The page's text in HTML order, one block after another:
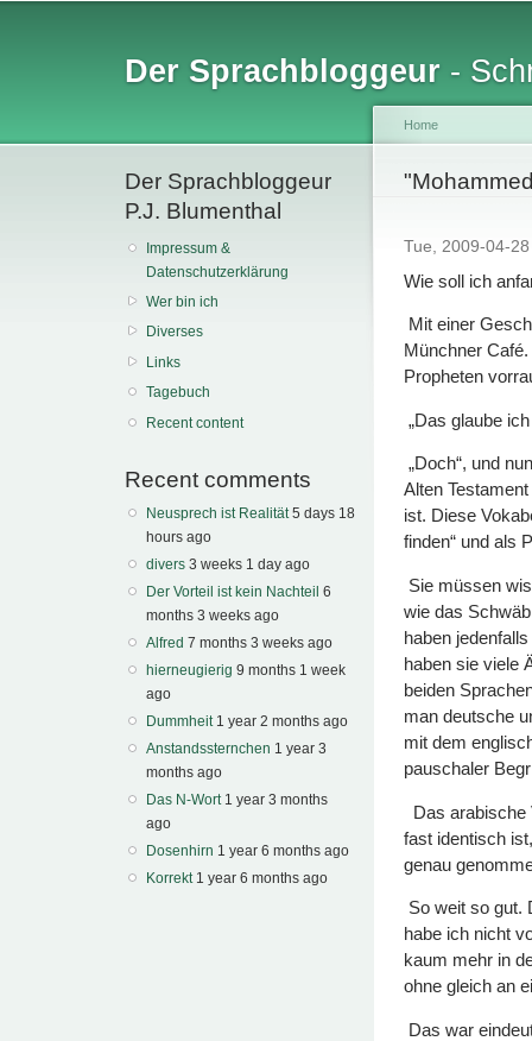
Der Sprachbloggeur -
Der Sprachbloggeur
P.J. Blumenthal
Impressum &
Datenschutzerklärung
Wer bin ich
Diverses
Links
Tagebuch
Recent content
Recent comments
Neusprech ist Realität 5 days 18
hours ago
divers 3 weeks 1 day ago
Der Vorteil ist kein Nachteil 6
months 3 weeks ago
Alfred 7 months 3 weeks ago
hierneugierig 9 months 1 week
ago
Dummheit 1 year 2 months ago
Anstandssternchen 1 year 3
months ago
Das N-Wort 1 year 3 months
ago
Dosenhirn 1 year 6 months ago
Korrekt 1 year 6 months ago
You are
Home
Tue, 2009-04-
Wie soll ich
Mit einer
Münchner
Propheten
„Das glaube
„Doch“, und
Alten
ist. Diese
finden“ und als
Sie müssen
wie das
haben
haben sie viele
beiden
man deutsche
mit dem
pauschaler
Das arabische
fast identisch
genau
So weit so gut.
habe ich nicht
kaum mehr in
ohne gleich an
Das war